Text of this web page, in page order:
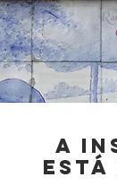
A
está